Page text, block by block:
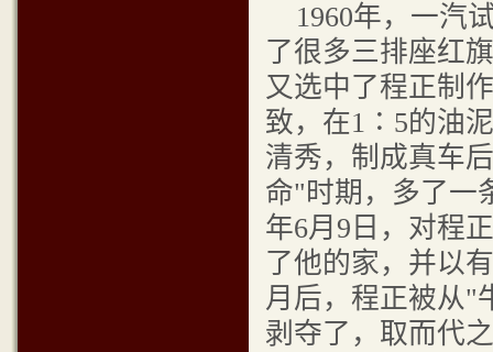
1960年，一汽
了很多三排座红
又选中了程正制
致，在1∶5的油
清秀，制成真车
命"时期，多了一
年6月9日，对程
了他的家，并以
月后，程正被从"
剥夺了，取而代